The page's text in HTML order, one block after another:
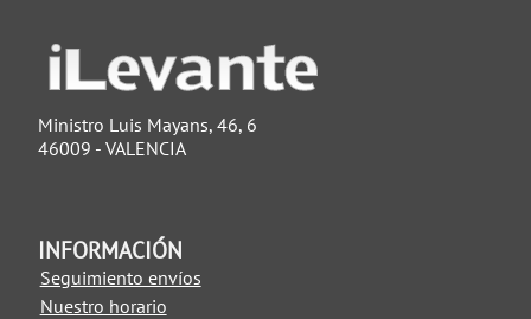
Ministro Luis Mayans, 46, 6
46009 - VALENCIA
INFORMACIÓN
Seguimiento envíos
Nuestro horario